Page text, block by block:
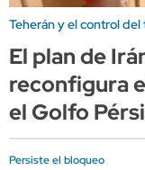
Teherán y el control del
El plan de
reconfigura
el Golfo
Persiste el bloqueo